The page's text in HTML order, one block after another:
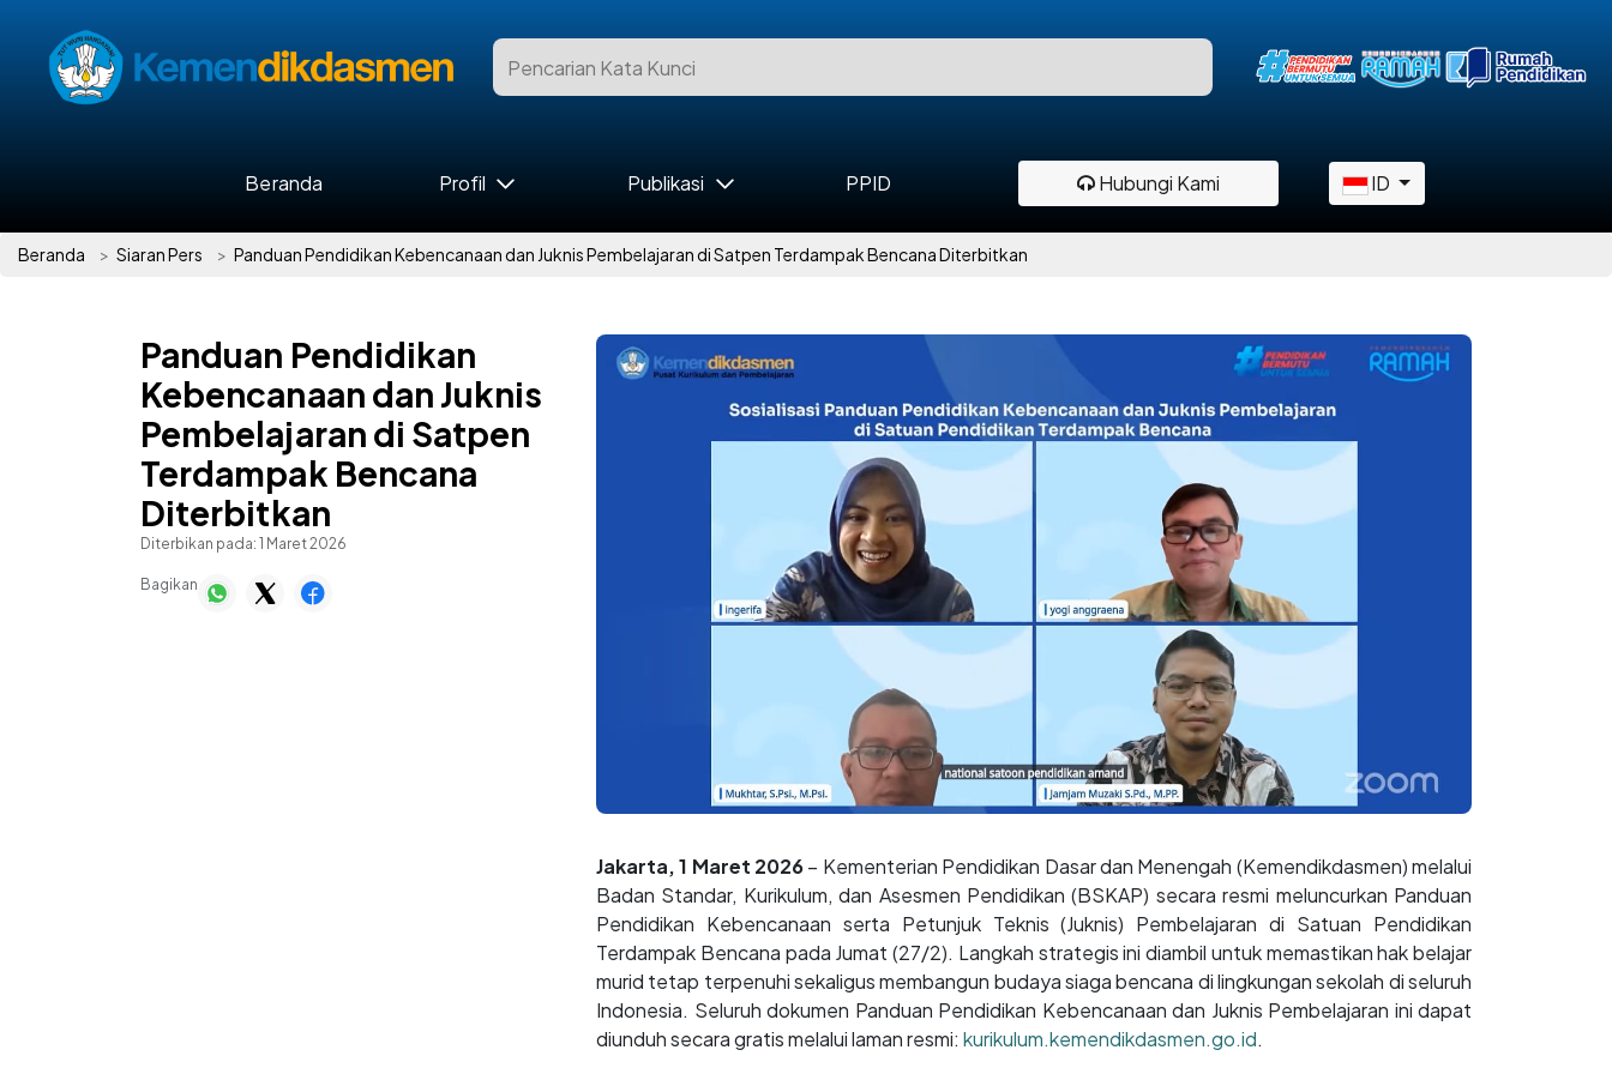
Beranda Profil Publikasi PPID Hubungi Kami ID
Beranda Siaran Pers Panduan Pendidikan Kebencanaan dan Juknis Pembelajaran di Satpen Terdampak Bencana Diterbitkan
Panduan Pendidikan
Kebencanaan dan Juknis
Pembelajaran di Satpen
Terdampak Bencana
Diterbitkan
Diterbikan pada: 1 Maret 2026
Bagikan
Jakarta, 1 Maret 2026– Kementerian Pendidikan Dasar dan Menengah (Kemendikdasmen) melalui
Badan Standar, Kurikulum, dan Asesmen Pendidikan (BSKAP) secara resmi meluncurkan Panduan
Pendidikan Kebencanaan serta Petunjuk Teknis (Juknis) Pembelajaran di Satuan Pendidikan
Terdampak Bencana pada Jumat (27/2). Langkah strategis ini diambil untuk memastikan hak belajar
murid tetap terpenuhi sekaligus membangun budaya siaga bencana di lingkungan sekolah di seluruh
Indonesia. Seluruh dokumen Panduan Pendidikan Kebencanaan dan Juknis Pembelajaran ini dapat
diunduh secara gratis melalui laman resmi: kurikulum.kemendikdasmen.go.id.